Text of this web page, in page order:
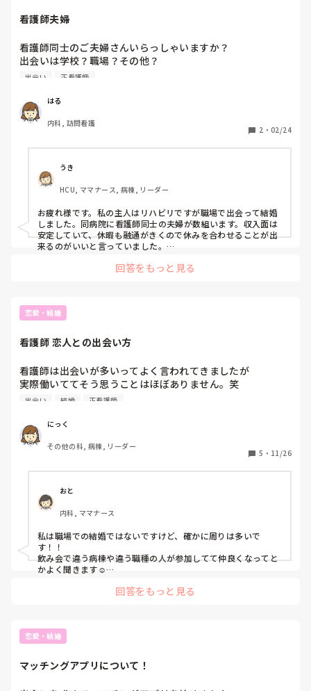
看護師夫婦
看護師同士のご夫婦さんいらっしゃいますか？
出会いは学校？職場？その他？
看護師同士で良かったなぁーと思うこともあれば教えて下さ
出会い 正看護師
はる
内科, 訪問看護
2 ・ 02/24
うき
HCU, ママナース, 病棟, リーダー
お疲れ様です。私の主人はリハビリですが職場で出会って結婚
しました。同病院に看護師同士の夫婦が数組います。収入面は
安定していて、休暇も融通がきくので休みを合わせることが出
来るのがいいと言っていました。
夜勤が組みにくいから時短終了後の勤続を悩んでいるとか、職
回答をもっと見る
恋愛・結婚
看護師 恋人との出会い方
看護師は出会いが多いってよく言われてきましたが
実際働いててそう思うことはほぼありません。笑
どうやって出会いましたか？
私や私の周りの人は学生時代から付き合ってての結構が
多くてどうやって出会ったらいいかと友人に相談されたので
出会い 結婚 正看護師
にっく
その他の科, 病棟, リーダー
5 ・ 11/26
おと
内科, ママナース
私は職場での結婚ではないですけど、確かに周りは多いで
す！！
飲み会で違う病棟や違う職種の人が参加してて仲良くなってと
かよく聞きます☺️
回答をもっと見る
恋愛・結婚
マッチングアプリについて！